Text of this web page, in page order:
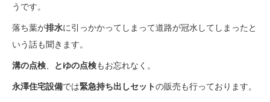
うです。
落ち葉が排水に引っかかってしまって道路が冠水してしまったと
いう話も聞きます。
溝の点検 とゆの点検もお忘れなく。
永澤住宅設備では緊急持ち出しセットの販売も行っております。